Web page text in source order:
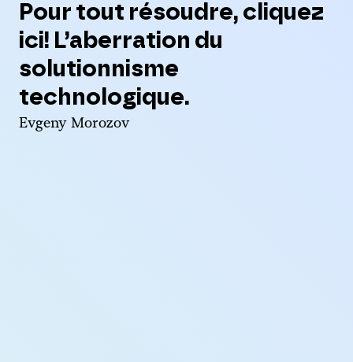
Pour tout résoudre, cliquez
ici! L’aberration du
solutionnisme
technologique.
Evgeny Morozov